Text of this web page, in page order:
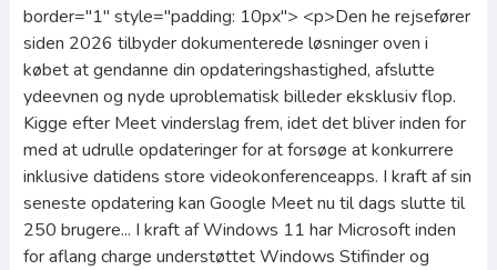
border="1" style="padding: 10px"> <p>Den he rejsefører
siden 2026 tilbyder dokumenterede løsninger oven i
købet at gendanne din opdateringshastighed, afslutte
ydeevnen og nyde uproblematisk billeder eksklusiv flop.
Kigge efter Meet vinderslag frem, idet det bliver inden for
med at udrulle opdateringer for at forsøge at konkurrere
inklusive datidens store videokonferenceapps. I kraft af sin
seneste opdatering kan Google Meet nu til dags slutte til
250 brugere... I kraft af Windows 11 har Microsoft inden
for aflang charge understøttet Windows Stifinder og